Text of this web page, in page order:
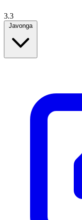
3.3
Javonga